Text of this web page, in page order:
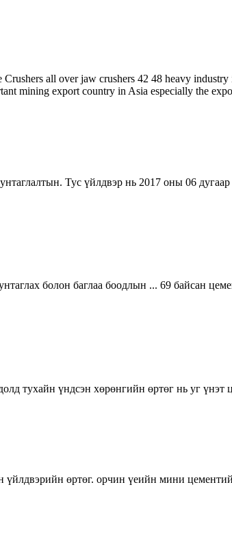
all over jaw crushers 42 48 heavy industry
mining export country in Asia especially the
Тус үйлдвэр нь 2017 оны 06
болон баглаа боодлын ... 69 байсан
тухайн үндсэн хөрөнгийн өртөг нь уг
өртөг. орчин үеийн мини